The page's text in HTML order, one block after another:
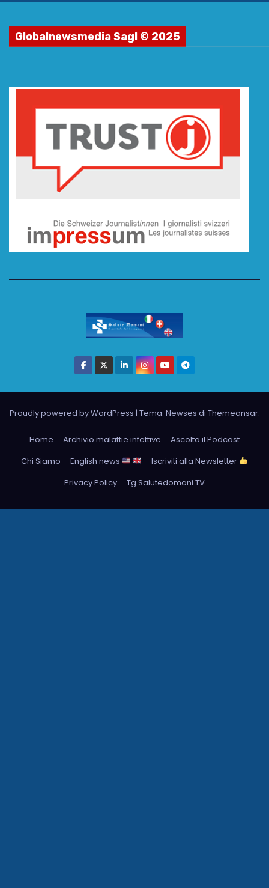
Globalnewsmedia Sagl © 2025
Proudly powered by WordPress | Tema: Newses di Themeansar.
Home Archivio malattie infettive
Ascolta il Podcast
Chi Siamo
English news
Iscriviti alla Newsletter
Privacy Policy
Tg Salutedomani TV